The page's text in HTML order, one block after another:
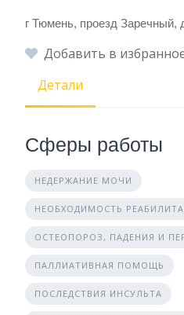
г Тюмень, проезд Заречный,
Добавить в
Детали
Сферы работы
НЕДЕРЖАНИЕ МОЧИ
НЕОБХОДИМОСТЬ
ОСТЕОПОРОЗ, ПАДЕНИЯ И
ПАЛЛИАТИВНАЯ ПОМОЩЬ
ПОСЛЕДСТВИЯ ИНСУЛЬТА